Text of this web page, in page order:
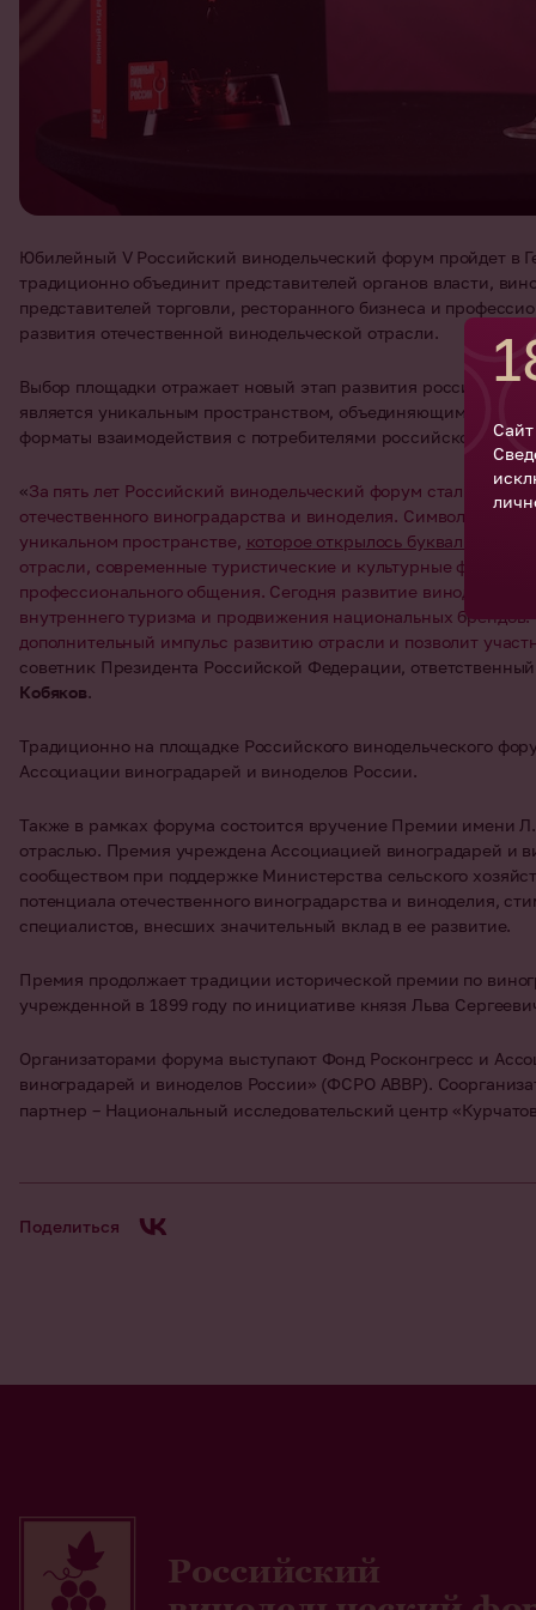
Юбилейный V Российский винодельческий форум пройдет в
традиционно объединит представителей органов власти,
представителей торговли, ресторанного бизнеса и
развития отечественной винодельческой отрасли.
Выбор площадки отражает новый этап развития
является уникальным пространством, объединяющим
форматы взаимодействия с потребителями российского вина.
«За пять лет Российский винодельческий форум стал
отечественного виноградарства и виноделия. Символично,
уникальном пространстве, которое открылось буквально на
отрасли, современные туристические и культурные
профессионального общения. Сегодня развитие виноделия
внутреннего туризма и продвижения национальных
дополнительный импульс развитию отрасли и позволит
советник Президента Российской Федерации,
Кобяков.
Традиционно на площадке Российского винодельческого
Ассоциации виноградарей и виноделов России.
Также в рамках форума состоится вручение Премии имени
отраслью. Премия учреждена Ассоциацией виноградарей и
сообществом при поддержке Министерства сельского
потенциала отечественного виноградарства и виноделия,
специалистов, внесших значительный вклад в ее развитие.
Премия продолжает традиции исторической премии по
учрежденной в 1899 году по инициативе князя Льва
Организаторами форума выступают Фонд Росконгресс и
виноградарей и виноделов России» (ФСРО АВВР).
партнер – Национальный исследовательский центр
Поделиться
Российский